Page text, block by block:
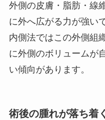
外側の皮膚・脂肪・線
に外へ広がる力が強い
内側法ではこの外側組
に外側のボリュームが
い傾向があります。
術後の腫れが落ち着